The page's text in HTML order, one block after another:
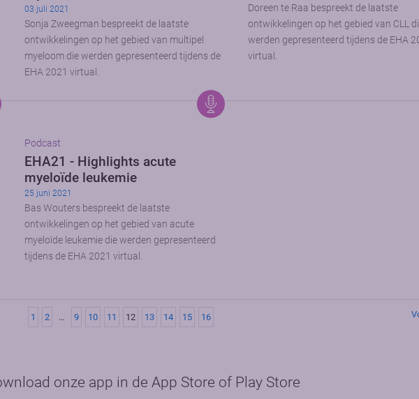
03 juli 2021
Sonja Zweegman bespreekt de laatste
ontwikkelingen op het gebied van multipel
myeloom die werden gepresenteerd tijdens de
EHA 2021 virtual.
Doreen te Raa bespreekt de laatste
ontwikkelingen op het gebied van CLL
werden gepresenteerd tijdens de EHA
virtual.
Podcast
EHA21 - Highlights acute
myeloïde leukemie
25 juni 2021
Bas Wouters bespreekt de laatste
ontwikkelingen op het gebied van acute
myeloïde leukemie die werden gepresenteerd
tijdens de EHA 2021 virtual.
1 2 … 9 10 11 12 13 14 15 16
onze app in de App Store of Play Store